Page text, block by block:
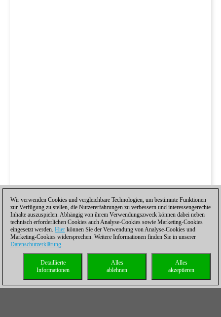
Wir verwenden Cookies und vergleichbare Technologien, um bestimmte Funktionen
zur Verfügung zu stellen, die Nutzererfahrungen zu verbessern und interessengerechte
Inhalte auszuspielen. Abhängig von ihrem Verwendungszweck können dabei neben
technisch erforderlichen Cookies auch Analyse-Cookies sowie Marketing-Cookies
eingesetzt werden. Hier können Sie der Verwendung von Analyse-Cookies und
Marketing-Cookies widersprechen. Weitere Informationen finden Sie in unserer
Datenschutzerklärung.
Alles
akzeptieren
Alles
ablehnen
Detaillierte
Informationen